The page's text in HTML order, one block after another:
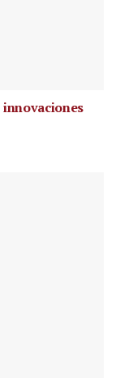
innovaciones